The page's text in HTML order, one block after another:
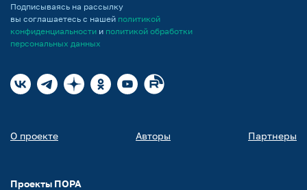
Подписываясь на рассылку
вы соглашаетесь с нашей политикой
конфиденциальности и политикой обработки
персональных данных
О проекте Авторы Партнеры
Проекты ПОРА